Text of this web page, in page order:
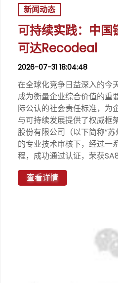
新闻动态
可持续实践：中
可达Recodeal
2026-07-31 18:04:48
在全球化竞争日益深入的今
成为衡量企业综合价值的重
际公认的社会责任标准，为
与可持续发展提供了权威框
股份有限公司（以下简称“
的专业技术审核下，经过一
程，成功通过认证，荣获
查看详情